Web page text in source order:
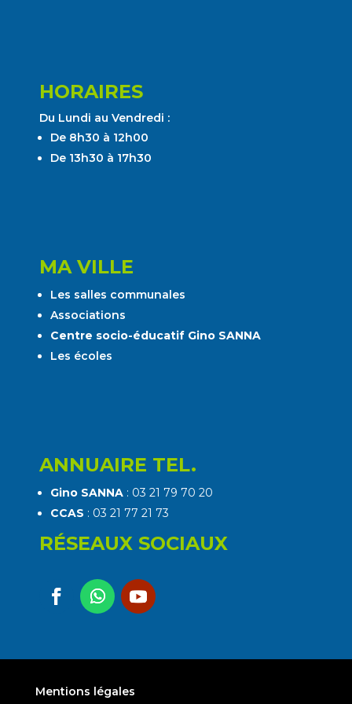
HORAIRES
Du Lundi au Vendredi :
De 8h30 à 12h00
De 13h30 à 17h30
MA VILLE
Les salles communales
Associations
Centre socio-éducatif Gino SANNA
Les écoles
ANNUAIRE TEL.
Gino SANNA : 03 21 79 70 20
CCAS : 03 21 77 21 73
RÉSEAUX SOCIAUX
Mentions légales